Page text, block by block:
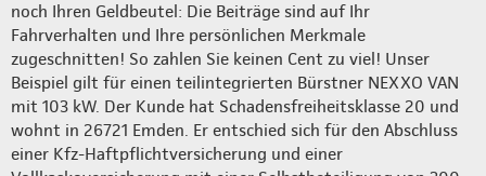
noch Ihren Geldbeutel: Die Beiträge sind auf Ihr
Fahrverhalten und Ihre persönlichen Merkmale
zugeschnitten! So zahlen Sie keinen Cent zu viel! Unser
Beispiel gilt für einen teilintegrierten Bürstner NEXXO VAN
mit 103 kW. Der Kunde hat Schadensfreiheitsklasse 20 und
wohnt in 26721 Emden. Er entschied sich für den Abschluss
einer Kfz-Haftpflichtversicherung und einer